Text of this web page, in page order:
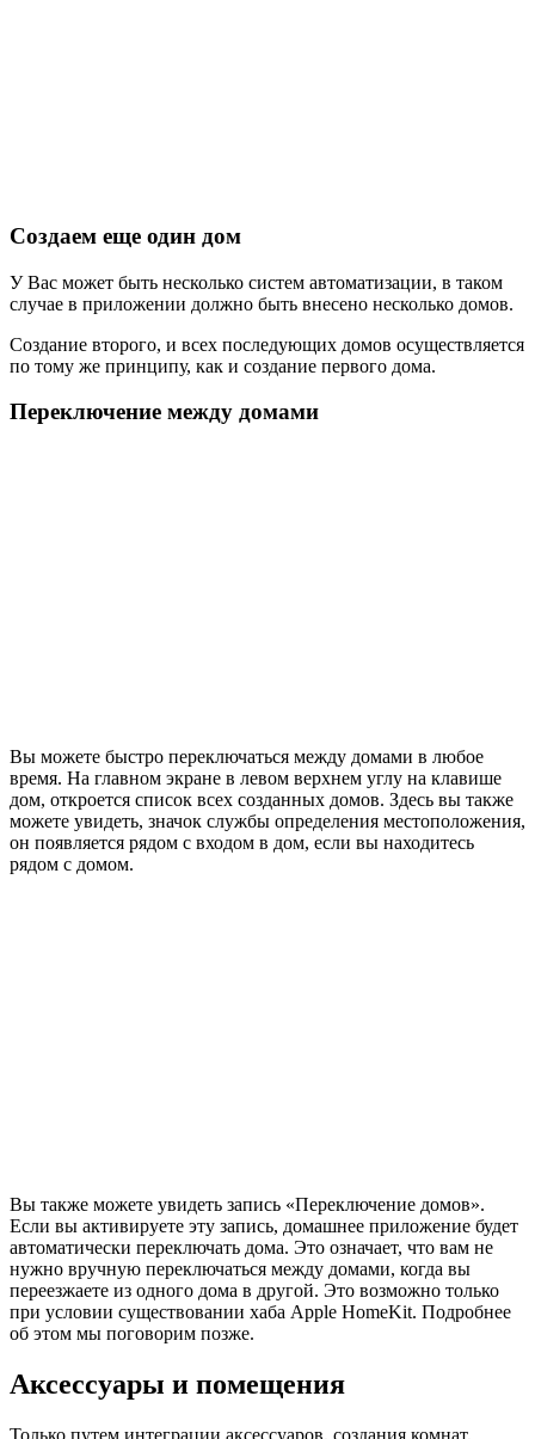
Создаем еще один дом
У Вас может быть несколько систем автоматизации, в таком
случае в приложении должно быть внесено несколько домов.
Создание второго, и всех последующих домов осуществляется
по тому же принципу, как и создание первого дома.
Переключение между домами
Вы можете быстро переключаться между домами в любое
время. На главном экране в левом верхнем углу на клавише
дом, откроется список всех созданных домов. Здесь вы также
можете увидеть, значок службы определения местоположения,
он появляется рядом с входом в дом, если вы находитесь
рядом с домом.
Вы также можете увидеть запись «Переключение домов».
Если вы активируете эту запись, домашнее приложение будет
автоматически переключать дома. Это означает, что вам не
нужно вручную переключаться между домами, когда вы
переезжаете из одного дома в другой. Это возможно только
при условии существовании хаба Apple HomeKit. Подробнее
об этом мы поговорим позже.
Аксессуары и помещения
Только путем интеграции аксессуаров, создания комнат,